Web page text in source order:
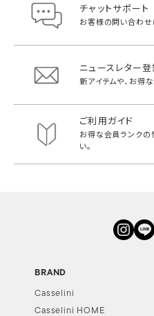
チャットサポート
お客様の問い合わ
ニュースレター
新アイテムや、お得
ご利用ガイド
お得な会員ランクの
い。
BRAND
Casselini
Casselini HOME